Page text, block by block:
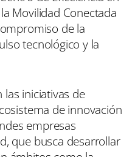
Movilidad Conectada
de la
tecnológico y la
las iniciativas de
de innovación
empresas
que busca desarrollar